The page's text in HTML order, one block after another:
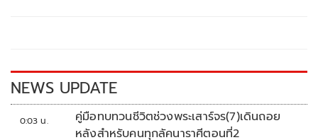
k k
NEWS UPDATE
0:03 น.
คู่มือทบทวนชีวิตช่วงพระเสาร์จร(7)เดินถอย
หลังสำหรับคนทุกลัคนาราศีตอนที่2